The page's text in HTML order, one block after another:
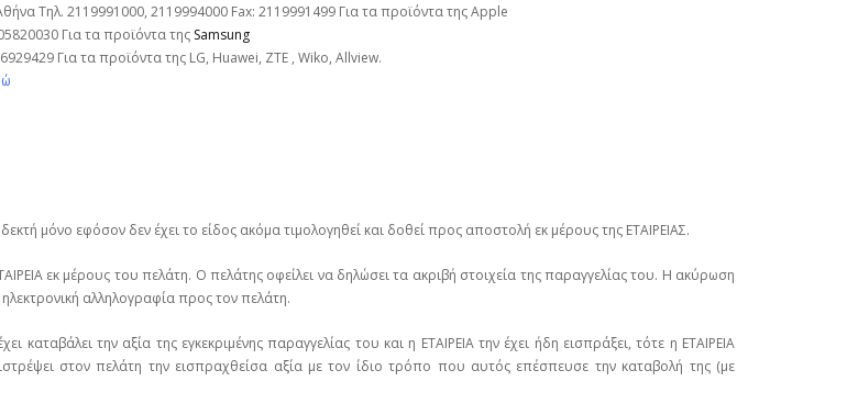
Τηλ. 2119991000, 2119994000 Fax: 2119991499 Για τα προϊόντα της Apple
Για τα προϊόντα της Samsung
Για τα προϊόντα της LG, Huawei, ΖΤΕ , Wiko, Allview.
μόνο εφόσον δεν έχει το είδος ακόμα τιμολογηθεί και δοθεί προς αποστολή εκ μέρους της ΕΤΑΙΡΕΙΑΣ.
εκ μέρους του πελάτη. Ο πελάτης οφείλει να δηλώσει τα ακριβή στοιχεία της παραγγελίας του. Η ακύρωση
αλληλογραφία προς τον πελάτη.
την αξία της εγκεκριμένης παραγγελίας του και η ΕΤΑΙΡΕΙΑ την έχει ήδη εισπράξει, τότε η ΕΤΑΙΡΕΙΑ
στον πελάτη την εισπραχθείσα αξία με τον ίδιο τρόπο που αυτός επέσπευσε την καταβολή της (με